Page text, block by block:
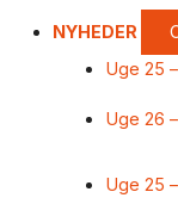
NYHEDER
Uge 25
Uge 26
Uge 25